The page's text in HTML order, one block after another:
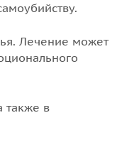
Лечение может
также в